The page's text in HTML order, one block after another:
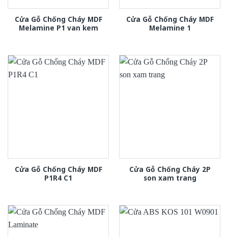
Cửa Gỗ Chống Cháy MDF
Melamine P1 van kem
Cửa Gỗ Chống Cháy MDF
Melamine 1
Cửa Gỗ Chống Cháy MDF
P1R4 C1
Cửa Gỗ Chống Cháy 2P
son xam trang